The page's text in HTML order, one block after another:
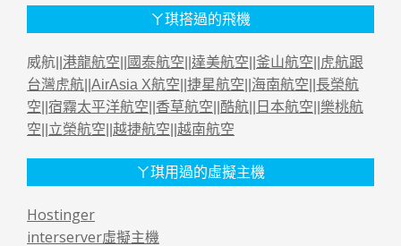
ㄚ琪搭過的飛機
威航|| 港龍航空 國泰航空 達美航空 釜山航空
虎航跟
台灣虎航 AirAsia X航空 捷星航空 海南航空 長榮航
空 宿霧太平洋航空 香草航空 酷航 日本航空 樂桃航
空 立榮航空 越捷航空 越南航空
ㄚ琪用過的虛擬主機
Hostinger
interserver虛擬主機